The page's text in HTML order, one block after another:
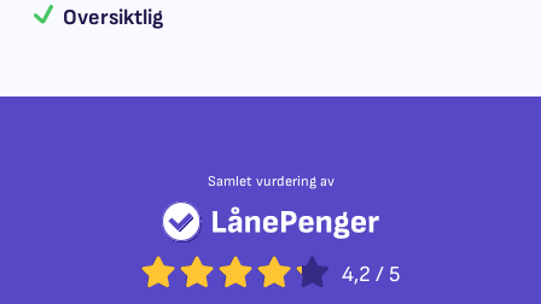
Oversiktlig
Samlet vurdering av
4,2 / 5